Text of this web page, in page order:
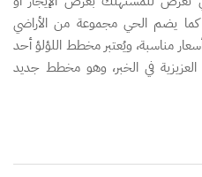
كما يضم الحي مجموعة من الأراضي
مناسبة، ويُعتبر مخطط اللؤلؤ أحد
العزيزية في الخبر، وهو مخطط جديد